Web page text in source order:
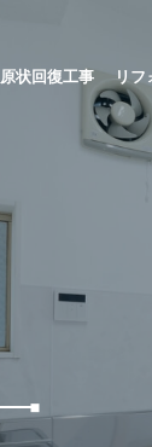
原状回復工事 リ